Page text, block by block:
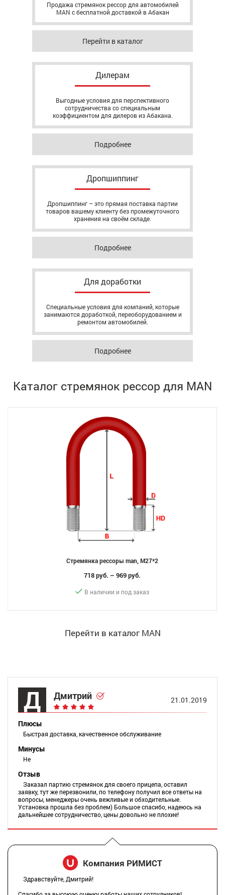
Продажа стремянок рессор для автомобилей
MAN с бесплатной доставкой в Абакан
Перейти в каталог
Дилерам
Выгодные условия для перспективного
сотрудничества со специальным
коэффициентом для дилеров из Абакана.
Подробнее
Дропшиппинг
Дропшиппинг – это прямая поставка партии
товаров вашему клиенту без промежуточного
хранения на своём складе.
Подробнее
Для доработки
Специальные условия для компаний, которые
занимаются доработкой, переоборудованием и
ремонтом автомобилей.
Подробнее
Каталог стремянок рессор для MAN
Стремянка рессоры man, M27*2
718 руб. – 969 руб.
В наличии и под заказ
Перейти в каталог MAN
Д Дмитрий 21.01.2019
Плюсы
Быстрая доставка, качественное обслуживание
Минусы
Не
Отзыв
Заказал партию стремянок для своего прицепа, оставил
заявку, тут же перезвонили, по телефону получил все ответы на
вопросы, менеджеры очень вежливые и обходительные.
Установка прошла без проблем) Большое спасибо, надеюсь на
дальнейшее сотрудничество, цены довольно не плохие!
Компания РИМИСТ
Здравствуйте, Дмитрий!